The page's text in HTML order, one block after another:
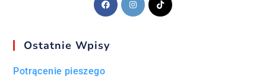
Ostatnie Wpisy
Potrącenie pieszego